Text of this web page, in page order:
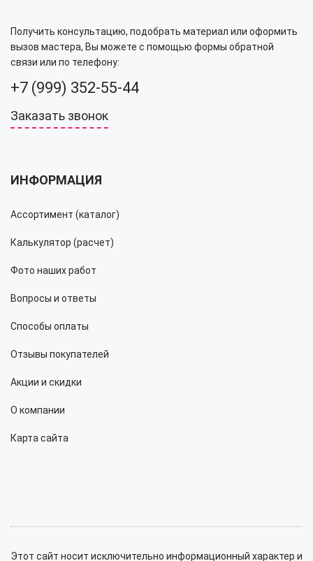
Получить консультацию, подобрать материал или оформить
вызов мастера, Вы можете с помощью формы обратной
связи или по телефону:
+7 (999) 352-55-44
Заказать звонок
ИНФОРМАЦИЯ
Ассортимент (каталог)
Калькулятор (расчет)
Фото наших работ
Вопросы и ответы
Способы оплаты
Отзывы покупателей
Акции и скидки
О компании
Карта сайта
Этот сайт носит исключительно информационный характер и